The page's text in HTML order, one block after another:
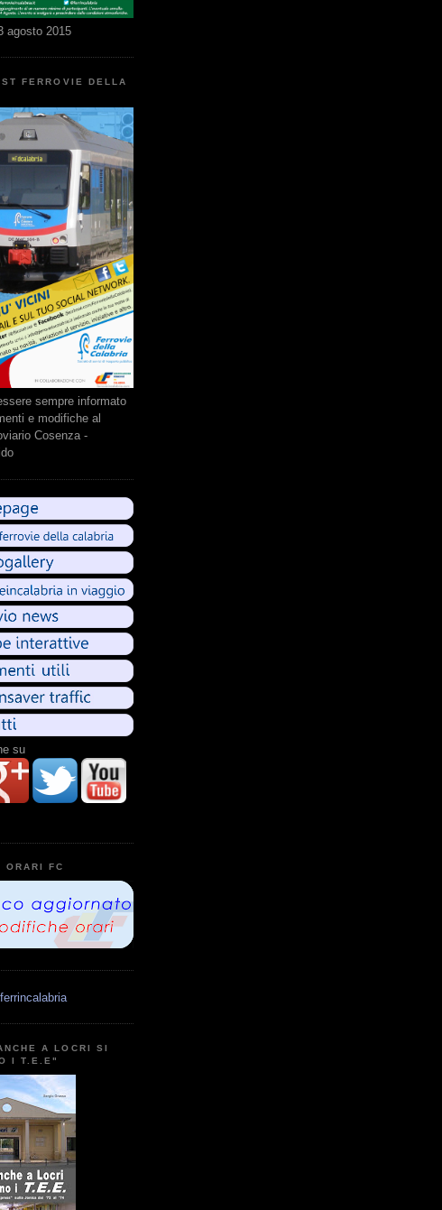
agosto 2015
FERROVIE DELLA
sempre informato
e modifiche al
Cosenza -
su
ORARI FC
A LOCRI SI
I T.E.E"